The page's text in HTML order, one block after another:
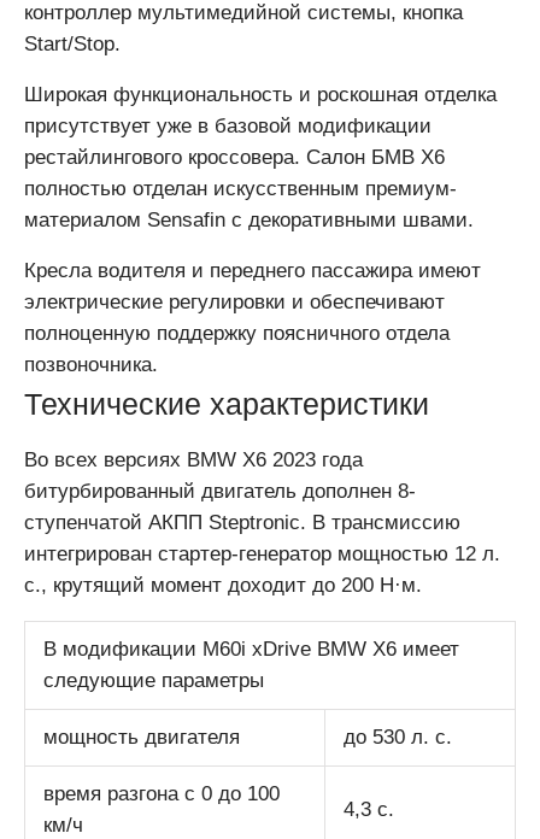
контроллер мультимедийной системы, кнопка
Start/Stop.
Широкая функциональность и роскошная отделка
присутствует уже в базовой модификации
рестайлингового кроссовера. Салон БМВ Х6
полностью отделан искусственным премиум-
материалом Sensafin с декоративными швами.
Кресла водителя и переднего пассажира имеют
электрические регулировки и обеспечивают
полноценную поддержку поясничного отдела
позвоночника.
Технические характеристики
Во всех версиях BMW X6 2023 года
битурбированный двигатель дополнен 8-
ступенчатой АКПП Steptronic. В трансмиссию
интегрирован стартер-генератор мощностью 12 л.
с., крутящий момент доходит до 200 Н·м.
В модификации M60i xDrive BMW X6 имеет
следующие параметры
мощность двигателя до 530 л. с.
время разгона с 0 до 100
км/ч
4,3 с.